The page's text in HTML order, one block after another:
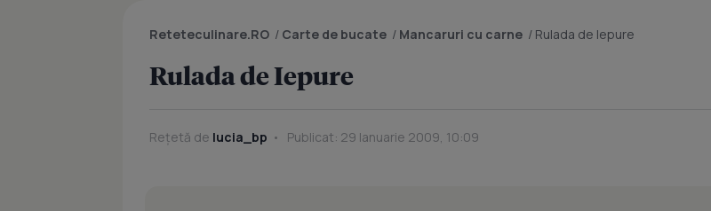
Reteteculinare.RO / Carte de bucate / Mancaruri cu carne / Rulada de Iepure
Rulada de Iepure
Rețetă de lucia_bp Publicat: 29 Ianuarie 2009, 10:09